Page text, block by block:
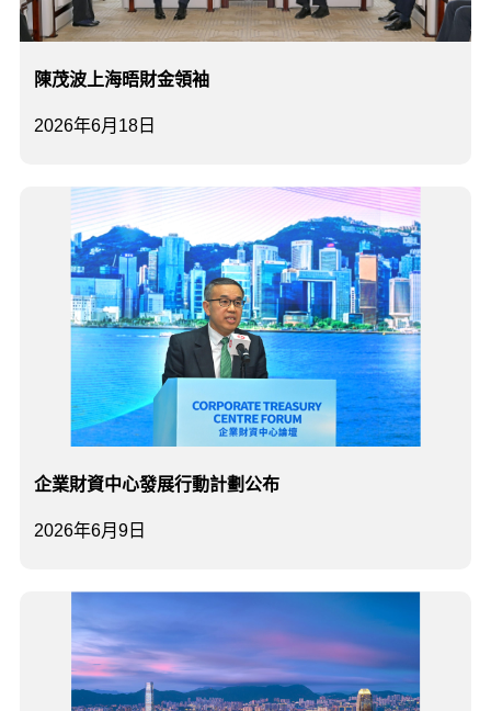
2026年6月18日
陳茂波上海晤財金領袖
2026年6月9日
企業財資中心發展行動計劃公布